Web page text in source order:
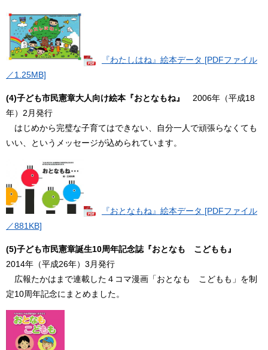
『わたしはね』絵本データ [PDFファイル
／1.25MB]
(4)子ども市民憲章大人向け絵本『おとなもね』
2006年（平成18
年）2月発行
はじめから完璧な子育てはできない、自分一人で頑張らなくても
いい、というメッセージが込められています。
『おとなもね』絵本データ [PDFファイル
／881KB]
(5)子ども市民憲章誕生10周年記念誌『おとなも こどもも』
2014年（平成26年）3月発行
広報たかはまで連載した４コマ漫画「おとなも こどもも」を制
定10周年記念にまとめました。